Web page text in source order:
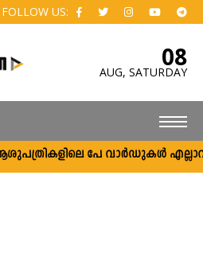
FOLLOW US:
08
AUG, SATURDAY
പേ വാർഡുകൾ